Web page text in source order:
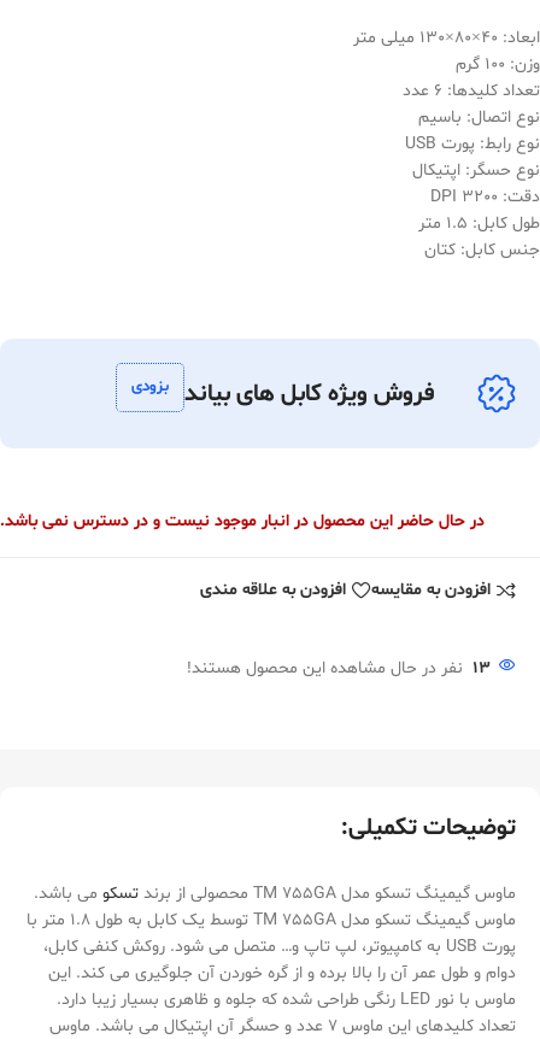
ابعاد: 40×80×130 میلی متر
وزن: 100 گرم
تعداد کلیدها: 6 عدد
نوع اتصال: باسیم
نوع رابط: پورت USB
نوع حسگر: اپتیکال
دقت: 3200 DPI
طول کابل: 1.5 متر
جنس کابل: کتان
فروش ویژه کابل های بیاند بزودی
در حال حاضر این محصول در انبار موجود نیست و در دسترس نمی باشد.
افزودن به مقایسه افزودن به علاقه مندی
13 نفر در حال مشاهده این محصول هستند!
توضیحات تکمیلی:
ماوس گیمینگ تسکو مدل TM 755GA محصولی از برند تسکو می باشد.
ماوس گیمینگ تسکو مدل TM 755GA توسط یک کابل به طول 1.8 متر با
پورت USB به کامپیوتر، لپ تاپ و… متصل می شود. روکش کنفی کابل،
دوام و طول عمر آن را بالا برده و از گره خوردن آن جلوگیری می کند. این
ماوس با نور LED رنگی طراحی شده که جلوه و ظاهری بسیار زیبا دارد.
تعداد کلیدهای این ماوس 7 عدد و حسگر آن اپتیکال می باشد. ماوس